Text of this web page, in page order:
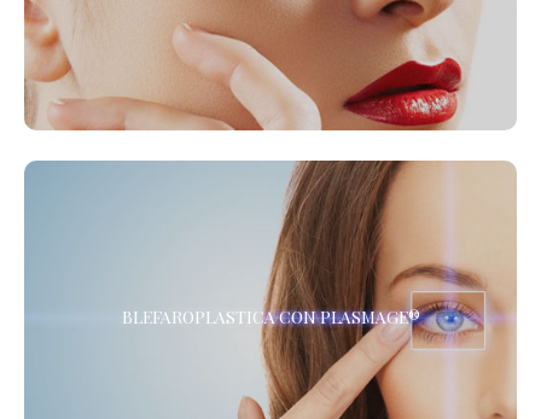
viso, ridare tono ed elasticità a collo e décolleté, migliorare la
cute delle mani ed eliminare gli inestetismi dovuti
all’invecchiamento della pelle.
BLEFAROPLASTICA CON PLASMAGE®
BLEFAROPLASTICA CON PLASMAGE®
La Blefaroplastica Non Chirurgica, senza Anestesia. Presso i
Centri de LaCLINIQUE of Switzerland® *